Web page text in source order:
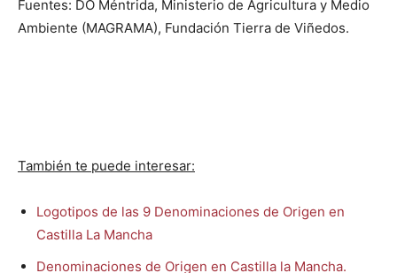
Fuentes: DO Méntrida, Ministerio de Agricultura y Medio
Ambiente (MAGRAMA), Fundación Tierra de Viñedos.
También te puede interesar:
Logotipos de las 9 Denominaciones de Origen en
Castilla La Mancha
Denominaciones de Origen en Castilla la Mancha.